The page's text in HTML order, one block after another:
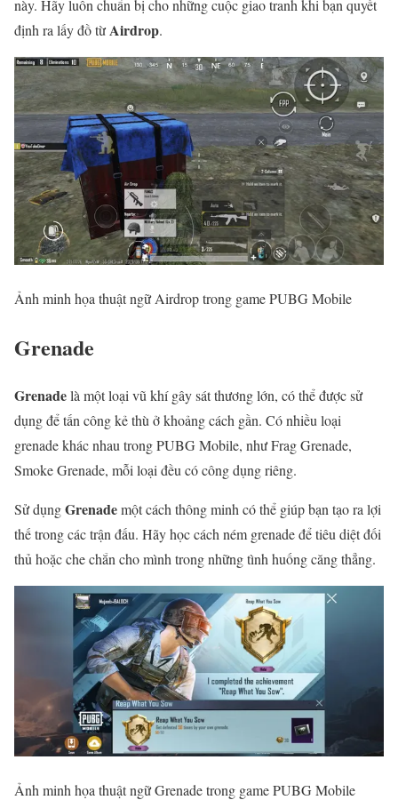
này. Hãy luôn chuẩn bị cho những cuộc giao tranh khi bạn quyết
định ra lấy đồ từAirdrop.
Ảnh minh họa thuật ngữ Airdrop trong game PUBG Mobile
Grenade
Grenadelà một loại vũ khí gây sát thương lớn, có thể được sử
dụng để tấn công kẻ thù ở khoảng cách gần. Có nhiều loại
grenade khác nhau trong PUBG Mobile, như Frag Grenade,
Smoke Grenade, mỗi loại đều có công dụng riêng.
Sử dụngGrenademột cách thông minh có thể giúp bạn tạo ra lợi
thế trong các trận đấu. Hãy học cách ném grenade để tiêu diệt đối
thủ hoặc che chắn cho mình trong những tình huống căng thẳng.
Ảnh minh họa thuật ngữ Grenade trong game PUBG Mobile